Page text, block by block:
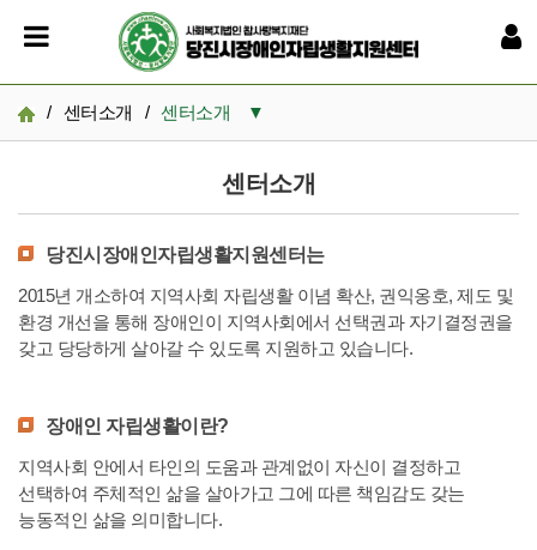
/ 센터소개 / 센터소개 ▼
설립목적 및 연혁
직원현황
찾아오시는 길
센터소개
당진시장애인자립생활지원센터는
2015년 개소하여 지역사회 자립생활 이념 확산, 권익옹호, 제도 및
환경 개선을 통해 장애인이 지역사회에서 선택권과 자기결정권을
갖고 당당하게 살아갈 수 있도록 지원하고 있습니다.
장애인 자립생활이란?
지역사회 안에서 타인의 도움과 관계없이 자신이 결정하고
선택하여 주체적인 삶을 살아가고 그에 따른 책임감도 갖는
능동적인 삶을 의미합니다.